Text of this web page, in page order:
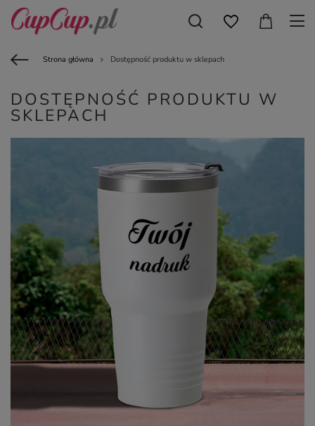
Strona główna Dostępność produktu w sklepach
DOSTĘPNOŚĆ PRODUKTU W
SKLEPACH